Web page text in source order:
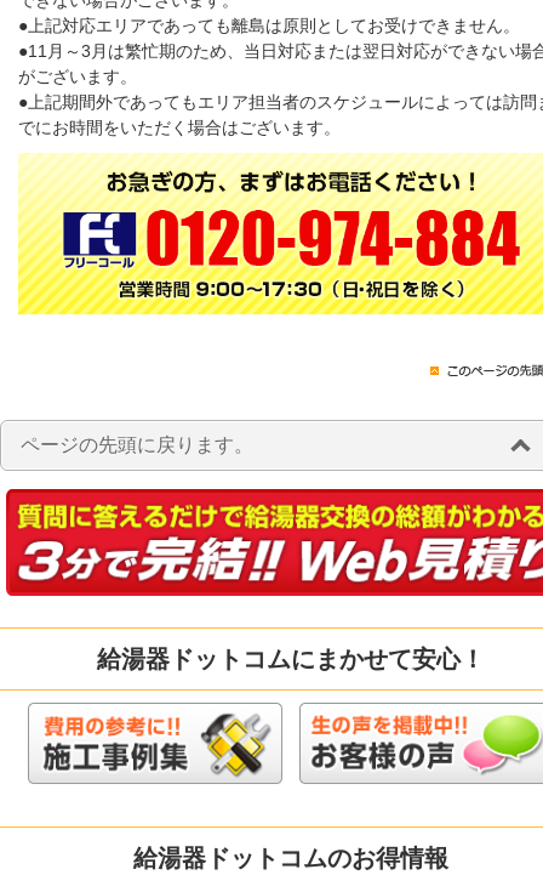
●上記対応エリアであっても離島は原則としてお受けできません。
●11月～3月は繁忙期のため、当日対応または翌日対応ができない場
がございます。
●上記期間外であってもエリア担当者のスケジュールによっては訪問
でにお時間をいただく場合はございます。
ページの先頭に戻ります。
給湯器ドットコムにまかせて安心！
給湯器ドットコムのお得情報